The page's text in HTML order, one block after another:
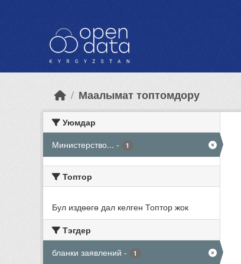
Маалымат топтомдору
Уюмдар
Министерство... - 1
Топтор
Бул издөөгө дал келген Топтор жок
Тэгдер
бланки заявлений - 1